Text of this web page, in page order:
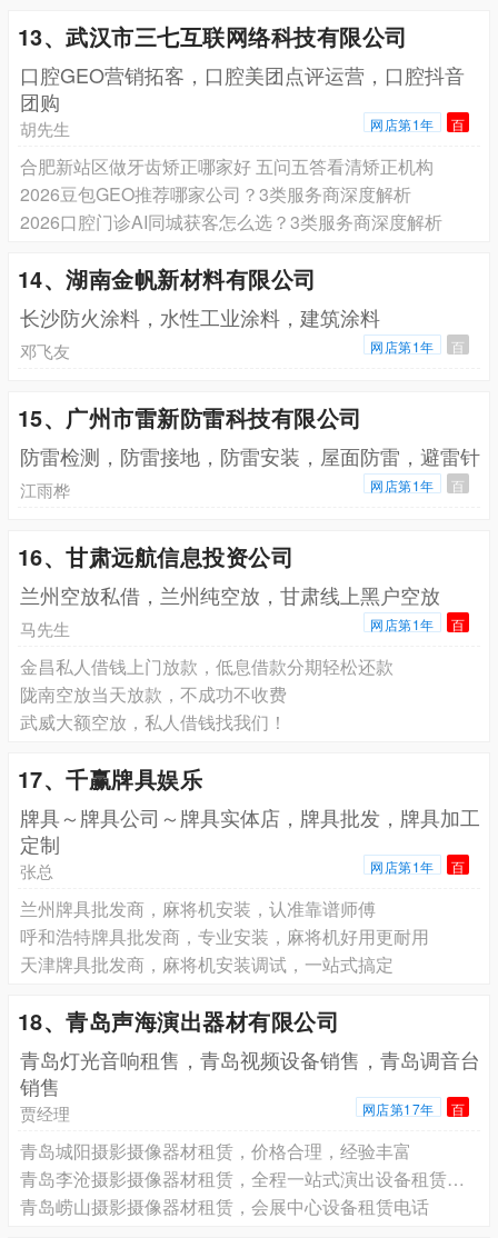
13、武汉市三七互联网络科技有限公司
口腔GEO营销拓客，口腔美团点评运营，口腔抖音
团购
胡先生 网店第1年 百
合肥新站区做牙齿矫正哪家好 五问五答看清矫正机构
2026豆包GEO推荐哪家公司？3类服务商深度解析
2026口腔门诊AI同城获客怎么选？3类服务商深度解析
14、湖南金帆新材料有限公司
长沙防火涂料，水性工业涂料，建筑涂料
邓飞友 网店第1年 百
15、广州市雷新防雷科技有限公司
防雷检测，防雷接地，防雷安装，屋面防雷，避雷针
江雨桦 网店第1年 百
16、甘肃远航信息投资公司
兰州空放私借，兰州纯空放，甘肃线上黑户空放
马先生 网店第1年 百
金昌私人借钱上门放款，低息借款分期轻松还款
陇南空放当天放款，不成功不收费
武威大额空放，私人借钱找我们！
17、千赢牌具娱乐
牌具～牌具公司～牌具实体店，牌具批发，牌具加工
定制
张总 网店第1年 百
兰州牌具批发商，麻将机安装，认准靠谱师傅
呼和浩特牌具批发商，专业安装，麻将机好用更耐用
天津牌具批发商，麻将机安装调试，一站式搞定
18、青岛声海演出器材有限公司
青岛灯光音响租售，青岛视频设备销售，青岛调音台
销售
贾经理 网店第17年 百
青岛城阳摄影摄像器材租赁，价格合理，经验丰富
青岛李沧摄影摄像器材租赁，全程一站式演出设备租赁服务
青岛崂山摄影摄像器材租赁，会展中心设备租赁电话